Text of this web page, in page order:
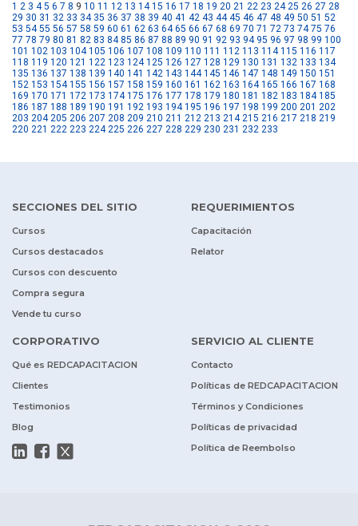
1 2 3 4 5 6 7 8 9 10 11 12 13 14 15 16 17 18 19 20 21 22 23 24 25 26 27 28
29 30 31 32 33 34 35 36 37 38 39 40 41 42 43 44 45 46 47 48 49 50 51 52
53 54 55 56 57 58 59 60 61 62 63 64 65 66 67 68 69 70 71 72 73 74 75 76
77 78 79 80 81 82 83 84 85 86 87 88 89 90 91 92 93 94 95 96 97 98 99 100
101 102 103 104 105 106 107 108 109 110 111 112 113 114 115 116 117
118 119 120 121 122 123 124 125 126 127 128 129 130 131 132 133 134
135 136 137 138 139 140 141 142 143 144 145 146 147 148 149 150 151
152 153 154 155 156 157 158 159 160 161 162 163 164 165 166 167 168
169 170 171 172 173 174 175 176 177 178 179 180 181 182 183 184 185
186 187 188 189 190 191 192 193 194 195 196 197 198 199 200 201 202
203 204 205 206 207 208 209 210 211 212 213 214 215 216 217 218 219
220 221 222 223 224 225 226 227 228 229 230 231 232 233
SECCIONES DEL SITIO
Cursos
Cursos destacados
Cursos con descuento
Compra segura
Vende tu curso
REQUERIMIENTOS
Capacitación
Relator
CORPORATIVO
Qué es REDCAPACITACION
Clientes
Testimonios
Blog
SERVICIO AL CLIENTE
Contacto
Políticas de REDCAPACITACION
Términos y Condiciones
Políticas de privacidad
Política de Reembolso